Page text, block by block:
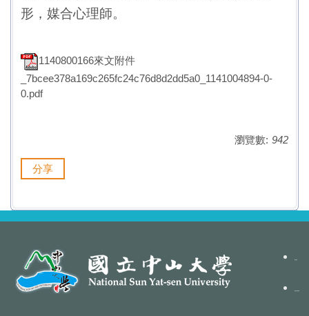
形，媒合心理師。
1140800166來文附件
_7bcee378a169c265fc24c76d8d2dd5a0_1141004894-0-
0.pdf
瀏覽數: 942
分享